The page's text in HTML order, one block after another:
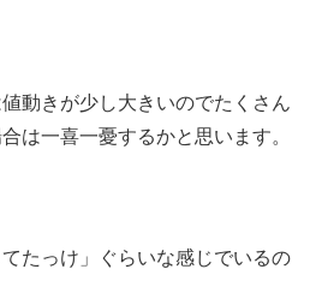
動きが少し大きいのでたくさん
は一喜一憂するかと思います。
てたっけ」ぐらいな感じでいるの